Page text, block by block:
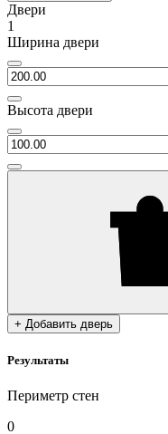
Двери
1
Ширина двери
Высота двери
+ Добавить дверь
Результаты
Периметр стен
0